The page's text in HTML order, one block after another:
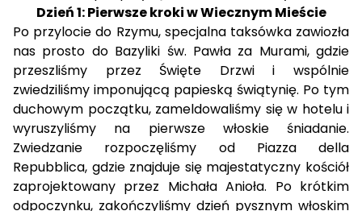
Dzień 1: Pierwsze kroki w Wiecznym Mieście
Po przylocie do Rzymu, specjalna taksówka zawiozła
nas prosto do Bazyliki św. Pawła za Murami, gdzie
przeszliśmy przez Święte Drzwi i wspólnie
zwiedziliśmy imponującą papieską świątynię. Po tym
duchowym początku, zameldowaliśmy się w hotelu i
wyruszyliśmy na pierwsze włoskie śniadanie.
Zwiedzanie rozpoczęliśmy od Piazza della
Repubblica, gdzie znajduje się majestatyczny kościół
zaprojektowany przez Michała Anioła. Po krótkim
odpoczynku, zakończyliśmy dzień pysznym włoskim